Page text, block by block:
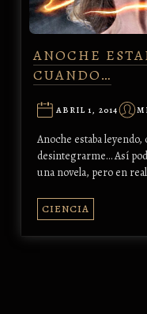
ANOCHE
CUANDO…
ABRIL 1, 2014
Anoche estaba
desintegrarme… Así
una novela, pero en
CIENCIA